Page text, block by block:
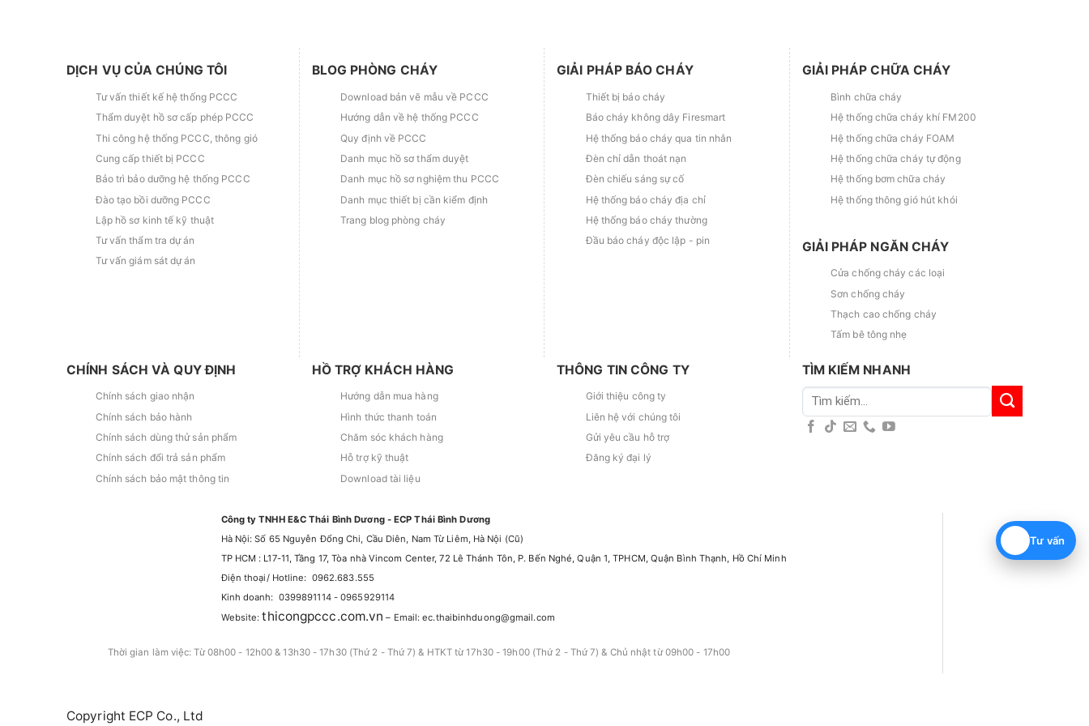
Tư vấn
DỊCH VỤ CỦA CHÚNG TÔI
Tư vấn thiết kế hệ thống PCCC
Thẩm duyệt hồ sơ cấp phép PCCC
Thi công hệ thống PCCC, thông gió
Cung cấp thiết bị PCCC
Bảo trì bảo dưỡng hệ thống PCCC
Đào tạo bồi dưỡng PCCC
Lập hồ sơ kinh tế kỹ thuật
Tư vấn thẩm tra dự án
Tư vấn giám sát dự án
BLOG PHÒNG CHÁY
Download bản vẽ mẫu về PCCC
Hướng dẫn về hệ thống PCCC
Quy định về PCCC
Danh mục hồ sơ thẩm duyệt
Danh mục hồ sơ nghiệm thu PCCC
Danh mục thiết bị cần kiểm định
Trang blog phòng cháy
GIẢI PHÁP BÁO CHÁY
Thiết bị báo cháy
Báo cháy không dây Firesmart
Hệ thống báo cháy qua tin nhắn
Đèn chỉ dẫn thoát nạn
Đèn chiếu sáng sự cố
Hệ thống báo cháy địa chỉ
Hệ thống báo cháy thường
Đầu báo cháy độc lập - pin
GIẢI PHÁP CHỮA CHÁY
Bình chữa cháy
Hệ thống chữa cháy khí FM200
Hệ thống chữa cháy FOAM
Hệ thống chữa cháy tự động
Hệ thống bơm chữa cháy
Hệ thống thông gió hút khói
GIẢI PHÁP NGĂN CHÁY
Cửa chống cháy các loại
Sơn chống cháy
Thạch cao chống cháy
Tấm bê tông nhẹ
CHÍNH SÁCH VÀ QUY ĐỊNH
Chính sách giao nhận
Chính sách bảo hành
Chính sách dùng thử sản phẩm
Chính sách đổi trả sản phẩm
Chính sách bảo mật thông tin
HỒ TRỢ KHÁCH HÀNG
Hướng dẫn mua hàng
Hình thức thanh toán
Chăm sóc khách hàng
Hỗ trợ kỹ thuật
Download tài liệu
THÔNG TIN CÔNG TY
Giới thiệu công ty
Liên hệ với chúng tôi
Gửi yêu cầu hỗ trợ
Đăng ký đại lý
TÌM KIẾM NHANH
Tìm
kiếm:
Công ty TNHH E&C Thái Bình Dương - ECP Thái Bình Dương
Hà Nội: Số 65 Nguyễn Đổng Chi, Cầu Diên, Nam Từ Liêm, Hà Nội (Cũ)
TP HCM : L17-11, Tầng 17, Tòa nhà Vincom Center, 72 Lê Thánh Tôn, P. Bến Nghé, Quận 1, TPHCM, Quận Bình Thạnh, Hồ Chí Minh
Điện thoại/ Hotline: 0962.683.555
Kinh doanh: 0399891114 - 0965929114
Website:thicongpccc.com.vn – Email: ec.thaibinhduong@gmail.com
Thời gian làm việc: Từ 08h00 - 12h00 & 13h30 - 17h30 (Thứ 2 - Thứ 7) & HTKT từ 17h30 - 19h00 (Thứ 2 - Thứ 7) & Chủ nhật từ 09h00 - 17h00
Copyright ECP Co., Ltd